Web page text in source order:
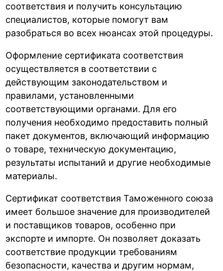
соответствия и получить консультацию
специалистов, которые помогут вам
разобраться во всех нюансах этой процедуры.
Оформление сертификата соответствия
осуществляется в соответствии с
действующим законодательством и
правилами, установленными
соответствующими органами. Для его
получения необходимо предоставить полный
пакет документов, включающий информацию
о товаре, техническую документацию,
результаты испытаний и другие необходимые
материалы.
Сертификат соответствия Таможенного союза
имеет большое значение для производителей
и поставщиков товаров, особенно при
экспорте и импорте. Он позволяет доказать
соответствие продукции требованиям
безопасности, качества и другим нормам,